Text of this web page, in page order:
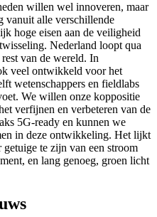
willen wel innoveren, maar
vanuit alle verschillende
hoge eisen aan de veiligheid
Nederland loopt qua
van de wereld. In
veel ontwikkeld voor het
wetenschappers en fieldlabs
We willen onze koppositie
verfijnen en verbeteren van de
5G-ready en kunnen we
in deze ontwikkeling. Het lijkt
te zijn van een stroom
en lang genoeg, groen licht